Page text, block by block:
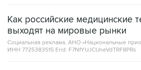
Как российские медицинские
выходят на мировые рынки
Социальная реклама, АНО «Национальные
ИНН 7725383515 Erid: F7NfYUJCUneVdTRF8PRs